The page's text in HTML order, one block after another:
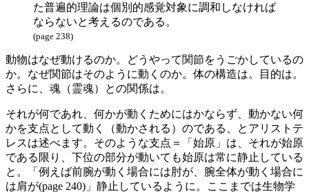
た普遍的理論は個別的感覚対象に調和しなければ
ならないと考えるのである。
(page 238)
動物はなぜ動けるのか。どうやって関節をうごかしているの
か。なぜ関節はそのように動くのか。体の構造は。目的は。
さらに、魂（霊魂）との関係は。
それが何であれ、何かが動くためにはかならず、動かない何
かを支点として動く（動かされる）のである、とアリストテ
レスは述べます。そのような支点＝「始原」は、それが始原
である限り、下位の部分が動いても始原は常に静止している
と。「例えば前腕が動く場合には肘が、腕全体が動く場合に
は肩が(page 240)」静止しているように。ここまでは生物学